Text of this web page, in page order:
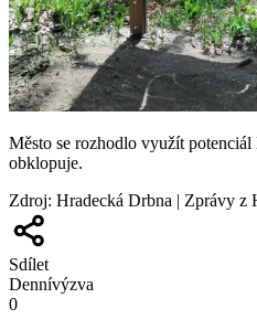
Město se rozhodlo využít potenciál
obklopuje.
Zdroj: Hradecká Drbna | Zprávy z
Sdílet
Dennívýzva
0